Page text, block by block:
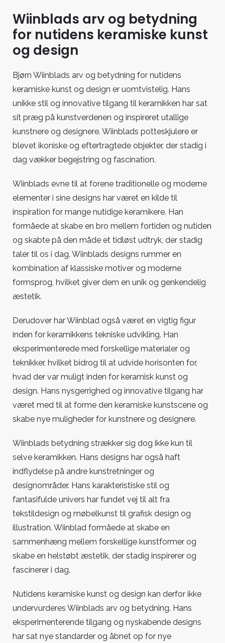
Wiinblads arv og betydning
for nutidens keramiske kunst
og design
Bjørn Wiinblads arv og betydning for nutidens
keramiske kunst og design er uomtvistelig. Hans
unikke stil og innovative tilgang til keramikken har sat
sit præg på kunstverdenen og inspireret utallige
kunstnere og designere. Wiinblads potteskjulere er
blevet ikoniske og eftertragtede objekter, der stadig i
dag vækker begejstring og fascination.
Wiinblads evne til at forene traditionelle og moderne
elementer i sine designs har været en kilde til
inspiration for mange nutidige keramikere. Han
formåede at skabe en bro mellem fortiden og nutiden
og skabte på den måde et tidløst udtryk, der stadig
taler til os i dag. Wiinblads designs rummer en
kombination af klassiske motiver og moderne
formsprog, hvilket giver dem en unik og genkendelig
æstetik.
Derudover har Wiinblad også været en vigtig figur
inden for keramikkens tekniske udvikling. Han
eksperimenterede med forskellige materialer og
teknikker, hvilket bidrog til at udvide horisonten for,
hvad der var muligt inden for keramisk kunst og
design. Hans nysgerrighed og innovative tilgang har
været med til at forme den keramiske kunstscene og
skabe nye muligheder for kunstnere og designere.
Wiinblads betydning strækker sig dog ikke kun til
selve keramikken. Hans designs har også haft
indflydelse på andre kunstretninger og
designområder. Hans karakteristiske stil og
fantasifulde univers har fundet vej til alt fra
tekstildesign og møbelkunst til grafisk design og
illustration. Wiinblad formåede at skabe en
sammenhæng mellem forskellige kunstformer og
skabe en helstøbt æstetik, der stadig inspirerer og
fascinerer i dag.
Nutidens keramiske kunst og design kan derfor ikke
undervurderes Wiinblads arv og betydning. Hans
eksperimenterende tilgang og nyskabende designs
har sat nye standarder og åbnet op for nye